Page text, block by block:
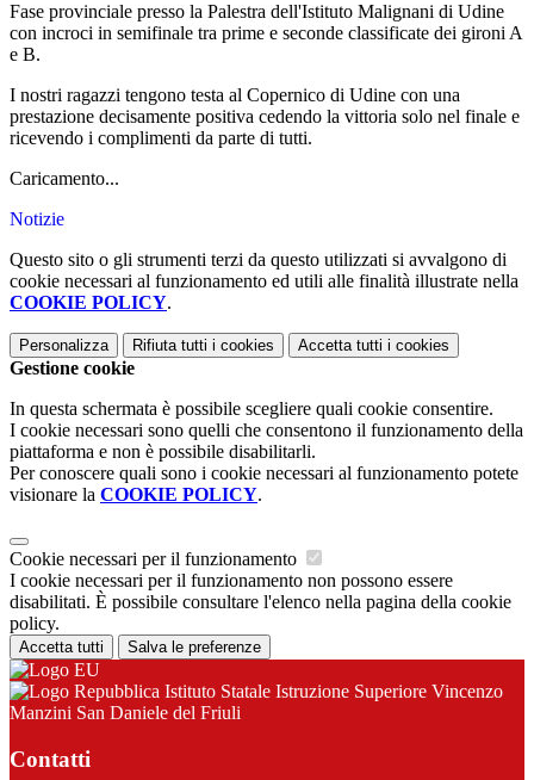
Fase provinciale presso la Palestra dell'Istituto Malignani di Udine
con incroci in semifinale tra prime e seconde classificate dei gironi A
e B.
I nostri ragazzi tengono testa al Copernico di Udine con una
prestazione decisamente positiva cedendo la vittoria solo nel finale e
ricevendo i complimenti da parte di tutti.
Caricamento...
Notizie
Questo sito o gli strumenti terzi da questo utilizzati si avvalgono di
cookie necessari al funzionamento ed utili alle finalità illustrate nella
COOKIE POLICY.
Personalizza Rifiuta tutti i cookies Accetta tutti i cookies
Gestione cookie
In questa schermata è possibile scegliere quali cookie consentire.
I cookie necessari sono quelli che consentono il funzionamento della
piattaforma e non è possibile disabilitarli.
Per conoscere quali sono i cookie necessari al funzionamento potete
visionare la COOKIE POLICY.
Cookie necessari per il funzionamento
I cookie necessari per il funzionamento non possono essere
disabilitati. È possibile consultare l'elenco nella pagina della cookie
policy.
Accetta tutti Salva le preferenze
Istituto Statale Istruzione Superiore Vincenzo
Manzini San Daniele del Friuli
Contatti